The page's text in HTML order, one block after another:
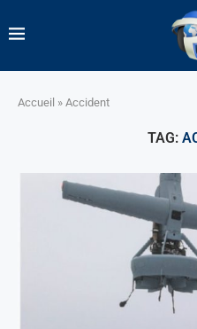
Accueil » Accident
TAG: